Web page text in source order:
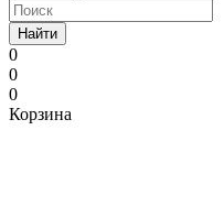
Найти
0
0
0
Корзина